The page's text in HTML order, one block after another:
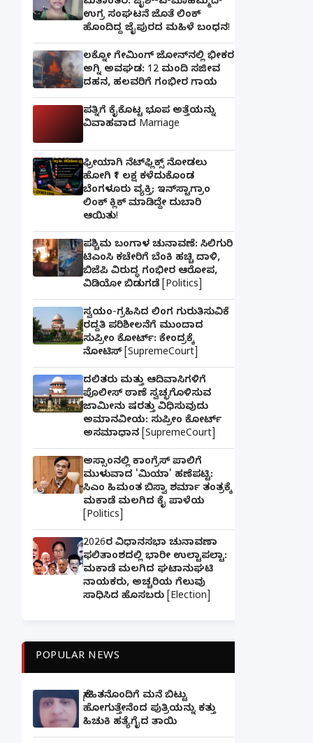
ಉಗ್ರ ಸಂಘಟನೆ ಜೊತೆ ಲಿಂಕ್
ಹೊಂದಿದ್ದ ಜೈಪುರದ ಮಹಿಳೆ ಬಂಧನ!
ಲಕ್ನೋ ಗೇಮಿಂಗ್ ಜೋನ್‌ನಲ್ಲಿ ಭೀಕರ
ಅಗ್ನಿ ಅವಘಡ: 12 ಮಂದಿ ಸಜೀವ
ದಹನ, ಹಲವರಿಗೆ ಗಂಭೀರ ಗಾಯ
ಪತ್ನಿಗೆ ಕೈಕೊಟ್ಟ ಭೂಪ ಅತ್ತೆಯನ್ನು
ವಿವಾಹವಾದ Marriage
ಫ್ರೀಯಾಗಿ ನೆಟ್‌ಫ್ಲಿಕ್ಸ್ ನೋಡಲು
ಹೋಗಿ ₹1 ಲಕ್ಷ ಕಳೆದುಕೊಂಡ
ಬೆಂಗಳೂರು ವ್ಯಕ್ತಿ; ಇನ್‌ಸ್ಟಾಗ್ರಾಂ
ಲಿಂಕ್ ಕ್ಲಿಕ್ ಮಾಡಿದ್ದೇ ದುಬಾರಿ
ಆಯಿತು!
ಪಶ್ಚಿಮ ಬಂಗಾಳ ಚುನಾವಣೆ: ಸಿಲಿಗುರಿ
ಟಿಎಂಸಿ ಕಚೇರಿಗೆ ಬೆಂಕಿ ಹಚ್ಚಿ ದಾಳಿ,
ಬಿಜೆಪಿ ವಿರುದ್ಧ ಗಂಭೀರ ಆರೋಪ,
ವಿಡಿಯೋ ಬಿಡುಗಡೆ [Politics]
ಸ್ವಯಂ-ಗ್ರಹಿಸಿದ ಲಿಂಗ ಗುರುತಿಸುವಿಕೆ
ರದ್ದತಿ ಪರಿಶೀಲನೆಗೆ ಮುಂದಾದ
ಸುಪ್ರೀಂ ಕೋರ್ಟ್: ಕೇಂದ್ರಕ್ಕೆ
ನೋಟಿಸ್ [SupremeCourt]
ದಲಿತರು ಮತ್ತು ಆದಿವಾಸಿಗಳಿಗೆ
ಪೊಲೀಸ್ ಠಾಣೆ ಸ್ವಚ್ಛಗೊಳಿಸುವ
ಜಾಮೀನು ಷರತ್ತು ವಿಧಿಸುವುದು
ಅಮಾನವೀಯ: ಸುಪ್ರೀಂ ಕೋರ್ಟ್
ಅಸಮಾಧಾನ [SupremeCourt]
ಅಸ್ಸಾಂನಲ್ಲಿ ಕಾಂಗ್ರೆಸ್ ಪಾಲಿಗೆ
ಮುಳುವಾದ 'ಮಿಯಾ' ಹಣೆಪಟ್ಟಿ:
ಸಿಎಂ ಹಿಮಂತ ಬಿಸ್ವಾ ಶರ್ಮಾ ತಂತ್ರಕ್ಕೆ
ಮಕಾಡೆ ಮಲಗಿದ ಕೈ ಪಾಳೆಯ
[Politics]
2026ರ ವಿಧಾನಸಭಾ ಚುನಾವಣಾ
ಫಲಿತಾಂಶದಲ್ಲಿ ಭಾರೀ ಉಲ್ಟಾಪಲ್ಟಾ:
ಮಕಾಡೆ ಮಲಗಿದ ಘಟಾನುಘಟಿ
ನಾಯಕರು, ಅಚ್ಚರಿಯ ಗೆಲುವು
ಸಾಧಿಸಿದ ಹೊಸಬರು [Election]
POPULAR NEWS
ಸ್ನೇಹಿತನೊಂದಿಗೆ ಮನೆ ಬಿಟ್ಟು
ಹೋಗುತ್ತೇನೆಂದ ಪುತ್ರಿಯನ್ನು ಕತ್ತು
ಹಿಚುಕಿ ಹತ್ಯೆಗೈದ ತಾಯಿ